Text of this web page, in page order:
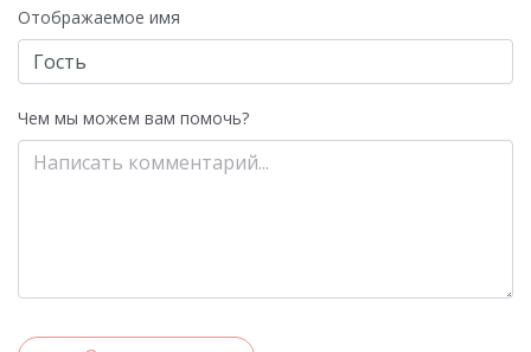
Отображаемое имя
Чем мы можем вам помочь?